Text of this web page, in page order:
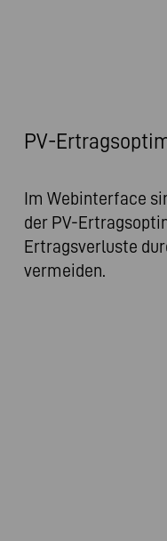
PV-
Im Webinterface
der PV-
Ertragsverluste
vermeiden.